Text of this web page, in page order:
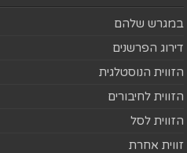
במגרש שלהם
דירוג הפרשנים
הזווית הנוסטלגית
הזווית לחיבורים
הזווית לסל
זווית אחרת